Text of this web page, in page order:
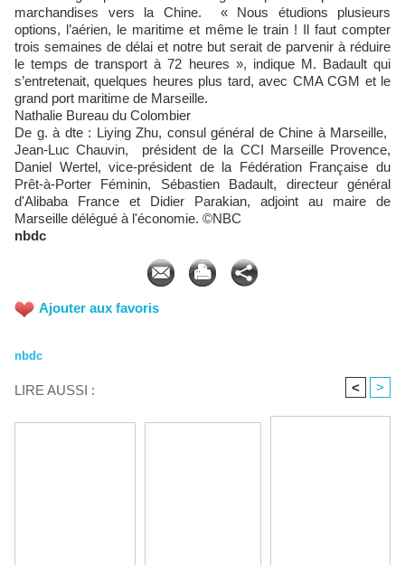
marchandises vers la Chine. « Nous étudions plusieurs
options, l’aérien, le maritime et même le train ! Il faut compter
trois semaines de délai et notre but serait de parvenir à réduire
le temps de transport à 72 heures », indique M. Badault qui
s’entretenait, quelques heures plus tard, avec CMA CGM et le
grand port maritime de Marseille.
Nathalie Bureau du Colombier
De g. à dte : Liying Zhu, consul général de Chine à Marseille,
Jean-Luc Chauvin, président de la CCI Marseille Provence,
Daniel Wertel, vice-président de la Fédération Française du
Prêt-à-Porter Féminin, Sébastien Badault, directeur général
d'Alibaba France et Didier Parakian, adjoint au maire de
Marseille délégué à l'économie. ©NBC
nbdc
Ajouter aux favoris
nbdc
LIRE AUSSI : < >